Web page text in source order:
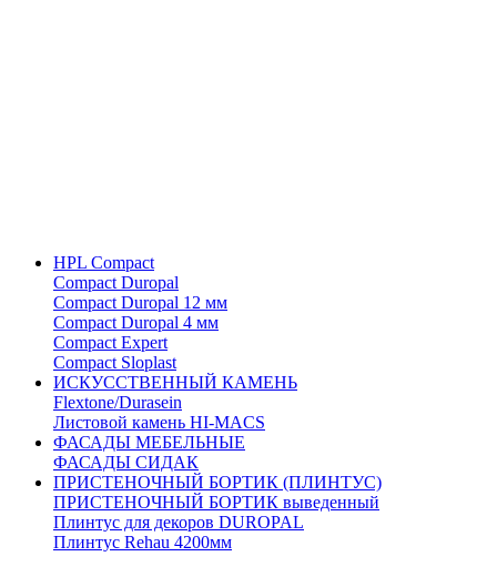
HPL Compact
Compact Duropal
Compact Duropal 12 мм
Compact Duropal 4 мм
Compact Expert
Compact Sloplast
ИСКУССТВЕННЫЙ КАМЕНЬ
Flextone/Durasein
Листовой камень HI-MACS
ФАСАДЫ МЕБЕЛЬНЫЕ
ФАСАДЫ СИДАК
ПРИСТЕНОЧНЫЙ БОРТИК (ПЛИНТУС)
ПРИСТЕНОЧНЫЙ БОРТИК выведенный
Плинтус для декоров DUROPAL
Плинтус Rehau 4200мм